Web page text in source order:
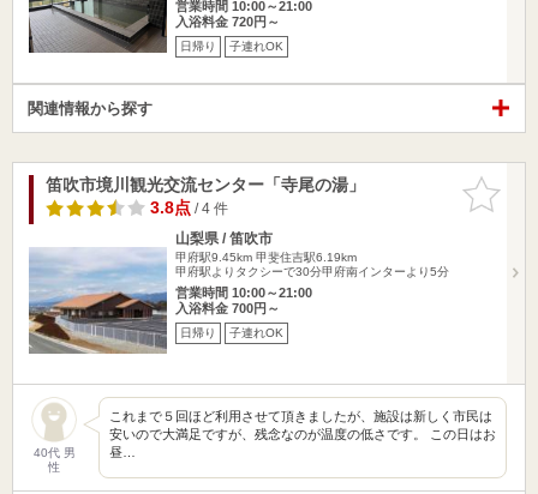
営業時間 10:00～21:00
入浴料金 720円～
日帰り 子連れOK
関連情報から探す
お気に入
りに追加
笛吹市境川観光交流センター「寺尾の湯」
3.8点/ 4 件
山梨県 / 笛吹市
甲府駅9.45km 甲斐住吉駅6.19km
甲府駅よりタクシーで30分甲府南インターより5分
営業時間 10:00～21:00
入浴料金 700円～
日帰り 子連れOK
40代 男
性
これまで５回ほど利用させて頂きましたが、施設は新しく市民は
安いので大満足ですが、残念なのが温度の低さです。 この日はお
昼…